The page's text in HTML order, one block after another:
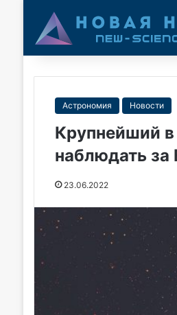
Астрономия Новости
Крупнейший
наблюдать за
23.06.2022